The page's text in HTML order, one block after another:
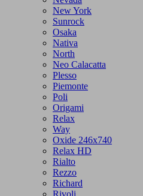
New York
Sunrock
Osaka
Nativa
North
Neo Calacatta
Plesso
Piemonte
Poli
Origami
Relax
Way
Oxide 246x740
Relax HD
Rialto
Rezzo
Richard
Rivoli